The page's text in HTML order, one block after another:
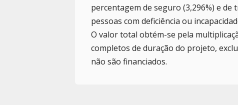
percentagem de seguro (3,296%) e de
pessoas com deficiência ou
O valor total obtém-se pela
completos de duração do projeto,
não são financiados.